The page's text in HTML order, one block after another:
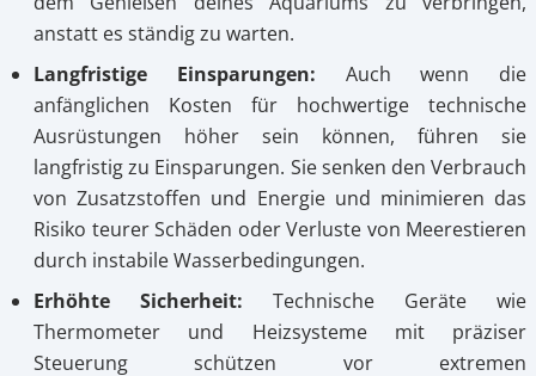
anstatt es ständig zu warten.
Langfristige Einsparungen: Auch wenn die
anfänglichen Kosten für hochwertige technische
Ausrüstungen höher sein können, führen sie
langfristig zu Einsparungen. Sie senken den Verbrauch
von Zusatzstoffen und Energie und minimieren das
Risiko teurer Schäden oder Verluste von Meerestieren
durch instabile Wasserbedingungen.
Erhöhte Sicherheit: Technische Geräte wie
Thermometer und Heizsysteme mit präziser
Steuerung schützen vor extremen